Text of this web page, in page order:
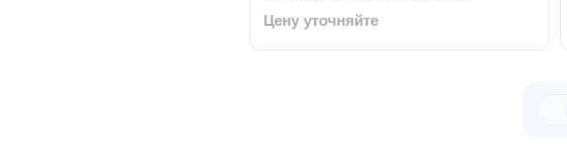
Цену уточняйте